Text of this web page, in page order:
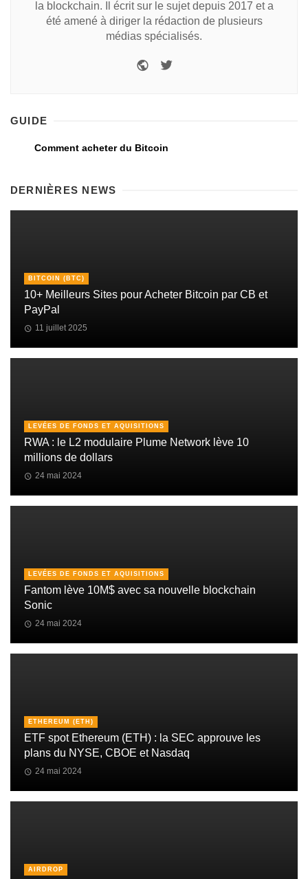
la blockchain. Il écrit sur le sujet depuis 2017 et a
été amené à diriger la rédaction de plusieurs
médias spécialisés.
GUIDE
Comment acheter du Bitcoin
DERNIÈRES NEWS
BITCOIN (BTC)
10+ Meilleurs Sites pour Acheter Bitcoin par CB et
PayPal
11 juillet 2025
LEVÉES DE FONDS ET AQUISITIONS
RWA : le L2 modulaire Plume Network lève 10
millions de dollars
24 mai 2024
LEVÉES DE FONDS ET AQUISITIONS
Fantom lève 10M$ avec sa nouvelle blockchain
Sonic
24 mai 2024
ETHEREUM (ETH)
ETF spot Ethereum (ETH) : la SEC approuve les
plans du NYSE, CBOE et Nasdaq
24 mai 2024
AIRDROP